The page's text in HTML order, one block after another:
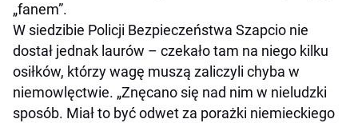
„fanem”.
W siedzibie Policji Bezpieczeństwa Szapcio nie
dostał jednak laurów – czekało tam na niego kilku
osiłków, którzy wagę muszą zaliczyli chyba w
niemowlęctwie. „Znęcano się nad nim w nieludzki
sposób. Miał to być odwet za porażki niemieckiego